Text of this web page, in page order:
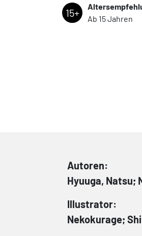
15+
Ab 15 Jahren
Autoren:
Hyuuga, Natsu;
Illustrator:
Nekokurage;